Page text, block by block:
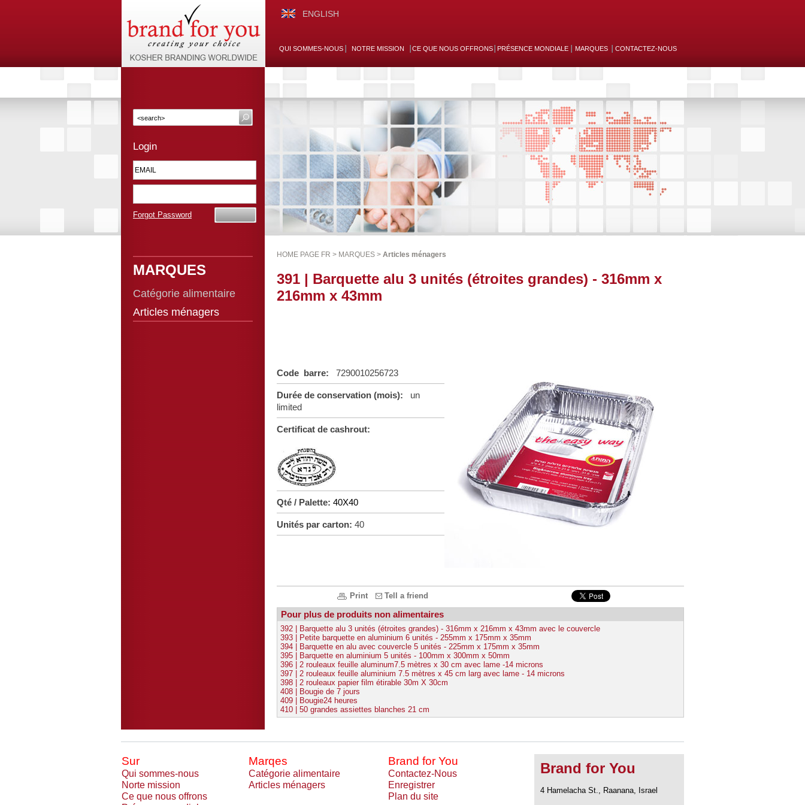
ENGLISH
QUI SOMMES-NOUS NOTRE MISSION CE QUE NOUS OFFRONS PRÉSENCE MONDIALE MARQUES CONTACTEZ-NOUS
Login
Forgot Password
MARQUES
Catégorie alimentaire
Articles ménagers
HOME PAGE FR > MARQUES > Articles ménagers
391 | Barquette alu 3 unités (étroites grandes) - 316mm x
216mm x 43mm
Code barre: 7290010256723
Durée de conservation (mois): un
limited
Certificat de cashrout:
Qté / Palette: 40X40
Unités par carton: 40
Print Tell a friend
Pour plus de produits non alimentaires
392 | Barquette alu 3 unités (étroites grandes) - 316mm x 216mm x 43mm avec le couvercle
393 | Petite barquette en aluminium 6 unités - 255mm x 175mm x 35mm
394 | Barquette en alu avec couvercle 5 unités - 225mm x 175mm x 35mm
395 | Barquette en aluminium 5 unités - 100mm x 300mm x 50mm
396 | 2 rouleaux feuille aluminum7.5 mètres x 30 cm avec lame -14 microns
397 | 2 rouleaux feuille aluminium 7.5 mètres x 45 cm larg avec lame - 14 microns
398 | 2 rouleaux papier film étirable 30m X 30cm
408 | Bougie de 7 jours
409 | Bougie24 heures
410 | 50 grandes assiettes blanches 21 cm
Sur Marqes Brand for You
Qui sommes-nous Catégorie alimentaire
Contactez-Nous
Norte mission
Articles ménagers
Enregistrer
Ce que nous offrons
Plan du site
Brand for You
4 Hamelacha St., Raanana, Israel